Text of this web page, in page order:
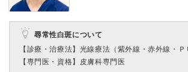
尋常性白斑について
【診療・治療法】 光線療法（紫外線・赤外線・Ｐ
【専門医・資格】 皮膚科専門医